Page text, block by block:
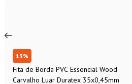
13%
Fita de Borda PVC Essencial Wood
Carvalho Luar Duratex 35x0,45mm